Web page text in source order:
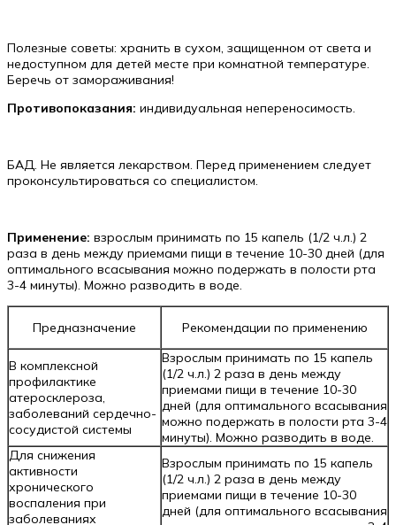
Полезные советы: хранить в сухом, защищенном от света и
недоступном для детей месте при комнатной температуре.
Беречь от замораживания!
Противопоказания: индивидуальная непереносимость.
БАД. Не является лекарством. Перед применением следует
проконсультироваться со специалистом.
Применение: взрослым принимать по 15 капель (1/2 ч.л.) 2
раза в день между приемами пищи в течение 10-30 дней (для
оптимального всасывания можно подержать в полости рта
3-4 минуты). Можно разводить в воде.
Предназначение Рекомендации по применению
В комплексной
профилактике
атеросклероза,
заболеваний сердечно-
сосудистой системы
Взрослым принимать по 15 капель
(1/2 ч.л.) 2 раза в день между
приемами пищи в течение 10-30
дней (для оптимального всасывания
можно подержать в полости рта 3-4
минуты). Можно разводить в воде.
Для снижения
активности
хронического
воспаления при
заболеваниях
Взрослым принимать по 15 капель
(1/2 ч.л.) 2 раза в день между
приемами пищи в течение 10-30
дней (для оптимального всасывания